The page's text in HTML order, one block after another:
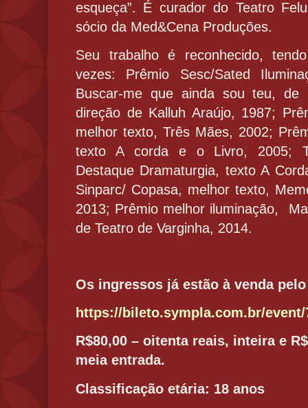
esqueça”. É curador do Teatro
sócio da Med&Cena Produções.
Seu trabalho é reconhecido,
vezes: Prêmio Sesc/Sated
Buscar-me que ainda sou teu, de
direção de Kalluh Araújo, 1987;
melhor texto, Três Mães, 2002;
texto A corda e o Livro, 2005;
Destaque Dramaturgia, texto A
Sinparc/ Copasa, melhor texto,
2013; Prêmio melhor iluminação,
de Teatro de Varginha, 2014.
Os ingressos já estão à venda
https://bileto.sympla.com.br/event/
R$80,00 – oitenta reais, inteira e
meia entrada.
Classificação etária: 18 anos